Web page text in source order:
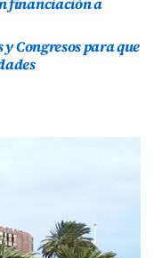
Congresos para que